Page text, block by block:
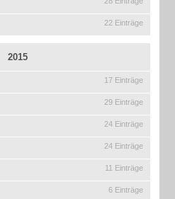
22 Einträge
2015
17 Einträge
29 Einträge
24 Einträge
24 Einträge
11 Einträge
6 Einträge